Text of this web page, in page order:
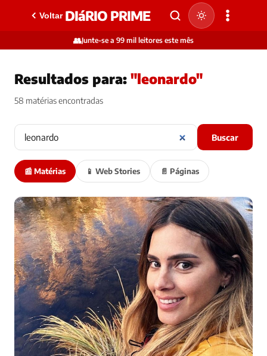
Voltar DIáRIO PRIME
👥Junte-se a 99 mil leitores este mês
Resultados para: "leonardo"
58 matérias encontradas
Buscar
📰 Matérias 📱 Web Stories 📄 Páginas